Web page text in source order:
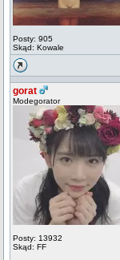
Posty: 905
Skąd: Kowale
gorat
Modegorator
Posty: 13932
Skąd: FF